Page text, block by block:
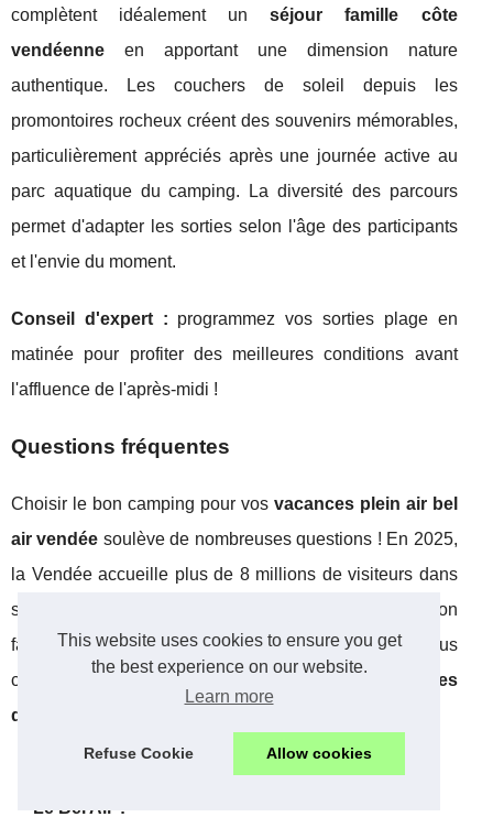
This website uses cookies to ensure you get
the best experience on our website.
Learn more
Refuse Cookie Allow cookies
complètent idéalement unséjour famille côte
vendéenne en apportant une dimension nature
authentique. Les couchers de soleil depuis les
promontoires rocheux créent des souvenirs mémorables,
particulièrement appréciés après une journée active au
parc aquatique du camping. La diversité des parcours
permet d'adapter les sorties selon l'âge des participants
et l'envie du moment.
Conseil d'expert : programmez vos sorties plage en
matinée pour profiter des meilleures conditions avant
l'affluence de l'après-midi !
Questions fréquentes
Choisir le bon camping pour vos vacances plein air bel
air vendée soulève de nombreuses questions ! En 2025,
la Vendée accueille plus de 8 millions de visiteurs dans
ses campings, confirmant son statut de destination
favorite. Voici les réponses aux interrogations les plus
courantes concernant notre
camping 5 étoiles sables
d'olonne
Quels sont les tarifs pour un séjour au Camping
Le Bel Air ?